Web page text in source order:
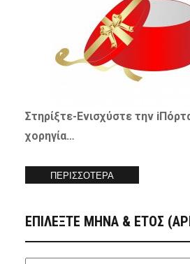
Στηρίξτε-Ενισχύστετην
χορηγία…
ΠΕΡΙΣΣΟΤΕΡΑ
ΕΠΙΛΕΞΤΕ ΜΗΝΑ & ΕΤΟΣ